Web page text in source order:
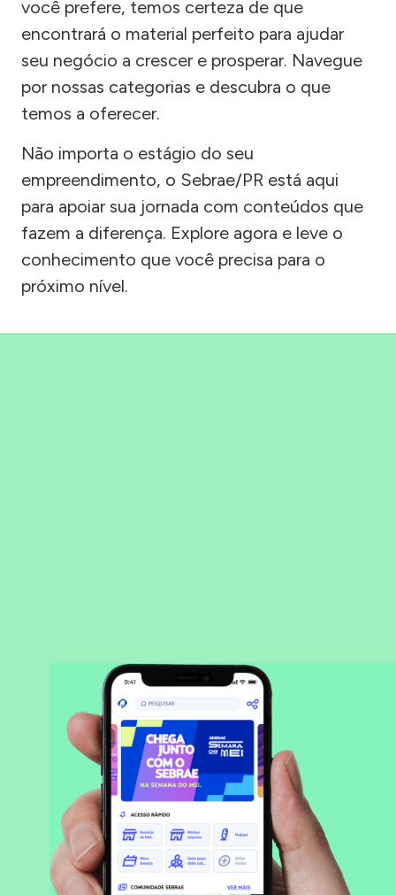
você prefere, temos certeza de que
encontrará o material perfeito para ajudar
seu negócio a crescer e prosperar. Navegue
por nossas categorias e descubra o que
temos a oferecer.
Não importa o estágio do seu
empreendimento, o Sebrae/PR está aqui
para apoiar sua jornada com conteúdos que
fazem a diferença. Explore agora e leve o
conhecimento que você precisa para o
próximo nível.